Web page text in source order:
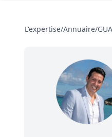
E-
L'expertise/Annuaire/